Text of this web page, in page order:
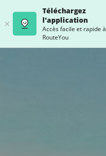
Téléchargez
l'application
Accès facile et rapide à
RouteYou